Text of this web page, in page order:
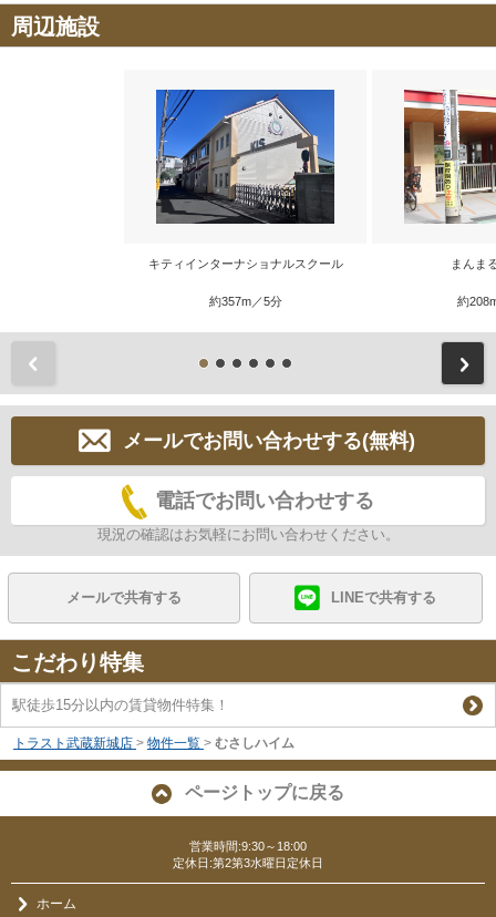
周辺施設
キティインターナショナルスクール
約357m／5分
まんま
約
メールでお問い合わせする(無料)
電話でお問い合わせする
現況の確認はお気軽にお問い合わせください。
メールで共有する LINEで共有する
こだわり特集
駅徒歩15分以内の賃貸物件特集！
トラスト武蔵新城店 > 物件一覧 > むさしハイム
ページトップに戻る
営業時間:9:30～18:00
定休日:第2第3水曜日定休日
ホーム